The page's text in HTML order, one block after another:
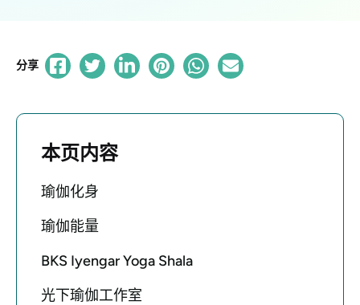
分享
本页内容
瑜伽化身
瑜伽能量
BKS Iyengar Yoga Shala
光下瑜伽工作室